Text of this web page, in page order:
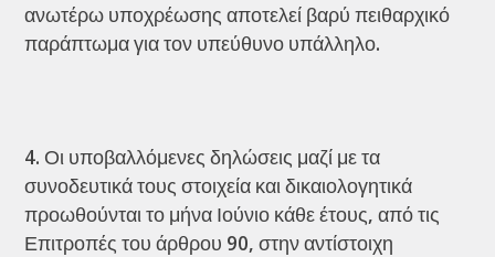
ανωτέρω υποχρέωσης αποτελεί βαρύ πειθαρχικό
παράπτωμα για τον υπεύθυνο υπάλληλο.
Οι υποβαλλόμενες δηλώσεις μαζί με τα
συνοδευτικά τους στοιχεία και δικαιολογητικά
προωθούνται το μήνα Ιούνιο κάθε έτους, από τις
Επιτροπές του άρθρου 90, στην αντίστοιχη